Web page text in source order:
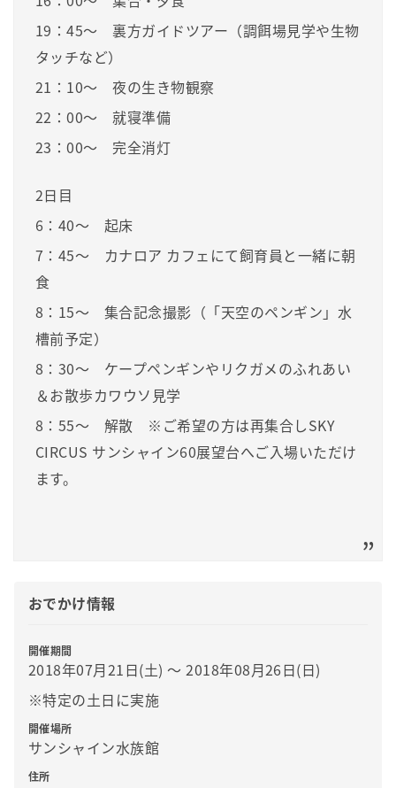
19：45～ 裏方ガイドツアー（調餌場見学や生物
タッチなど）
21：10～ 夜の生き物観察
22：00～ 就寝準備
23：00～ 完全消灯
2日目
6：40～ 起床
7：45～ カナロア カフェにて飼育員と一緒に朝
食
8：15～ 集合記念撮影（「天空のペンギン」水
槽前予定）
8：30～ ケープペンギンやリクガメのふれあい
＆お散歩カワウソ見学
8：55～ 解散 ※ご希望の方は再集合しSKY
CIRCUS サンシャイン60展望台へご入場いただけ
ます。
おでかけ情報
開催期間
2018年07月21日(土) 〜 2018年08月26日(日)
※特定の土日に実施
開催場所
サンシャイン水族館
住所